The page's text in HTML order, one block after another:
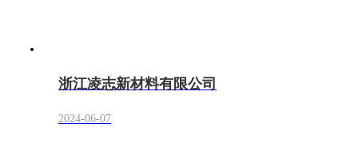
浙江凌志新材料有限公司
2024-06-07